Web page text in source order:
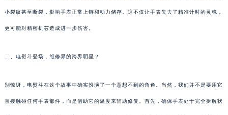
小裂纹甚至断裂，影响手表正常上链和动力储存。这不仅让手表失去了精准计时的灵魂，
更可能对精密机芯造成进一步伤害。
二、电熨斗登场，维修界的跨界明星？
别惊讶，电熨斗在这个故事中确实扮演了一个意想不到的角色。当然，我们并不是要用它
直接触碰任何手表部件，而是借助它的温度来辅助修复。首先，确保手表处于完全拆解状